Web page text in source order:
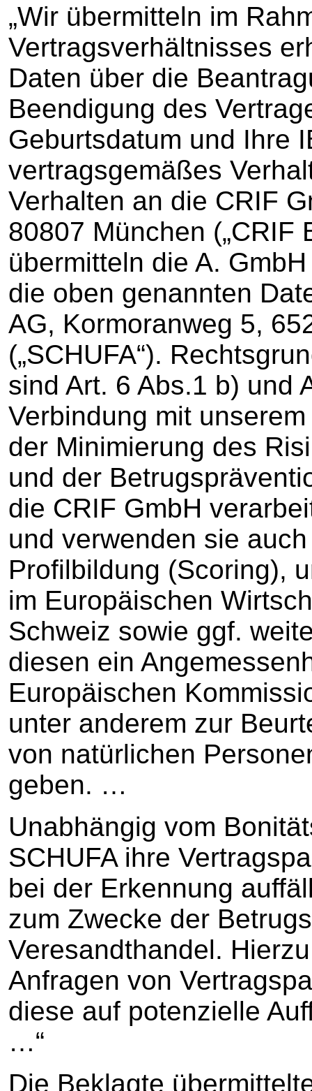
„Wir übermitteln im
Vertragsverhältnisses
Daten über die
Beendigung des
Geburtsdatum und Ihre
vertragsgemäßes
Verhalten an die CRIF
80807 München („CRIF
übermitteln die A.
die oben genannten
AG, Kormoranweg 5,
(„SCHUFA“).
sind Art. 6 Abs.1 b) und
Verbindung mit
der Minimierung des
und der
die CRIF GmbH
und verwenden sie
Profilbildung (Scoring),
im Europäischen
Schweiz sowie ggf.
diesen ein
Europäischen
unter anderem zur
von natürlichen
geben. …
Unabhängig vom
SCHUFA ihre
bei der Erkennung
zum Zwecke der
Veresandthandel.
Anfragen von
diese auf potenzielle
…“
Die Beklagte